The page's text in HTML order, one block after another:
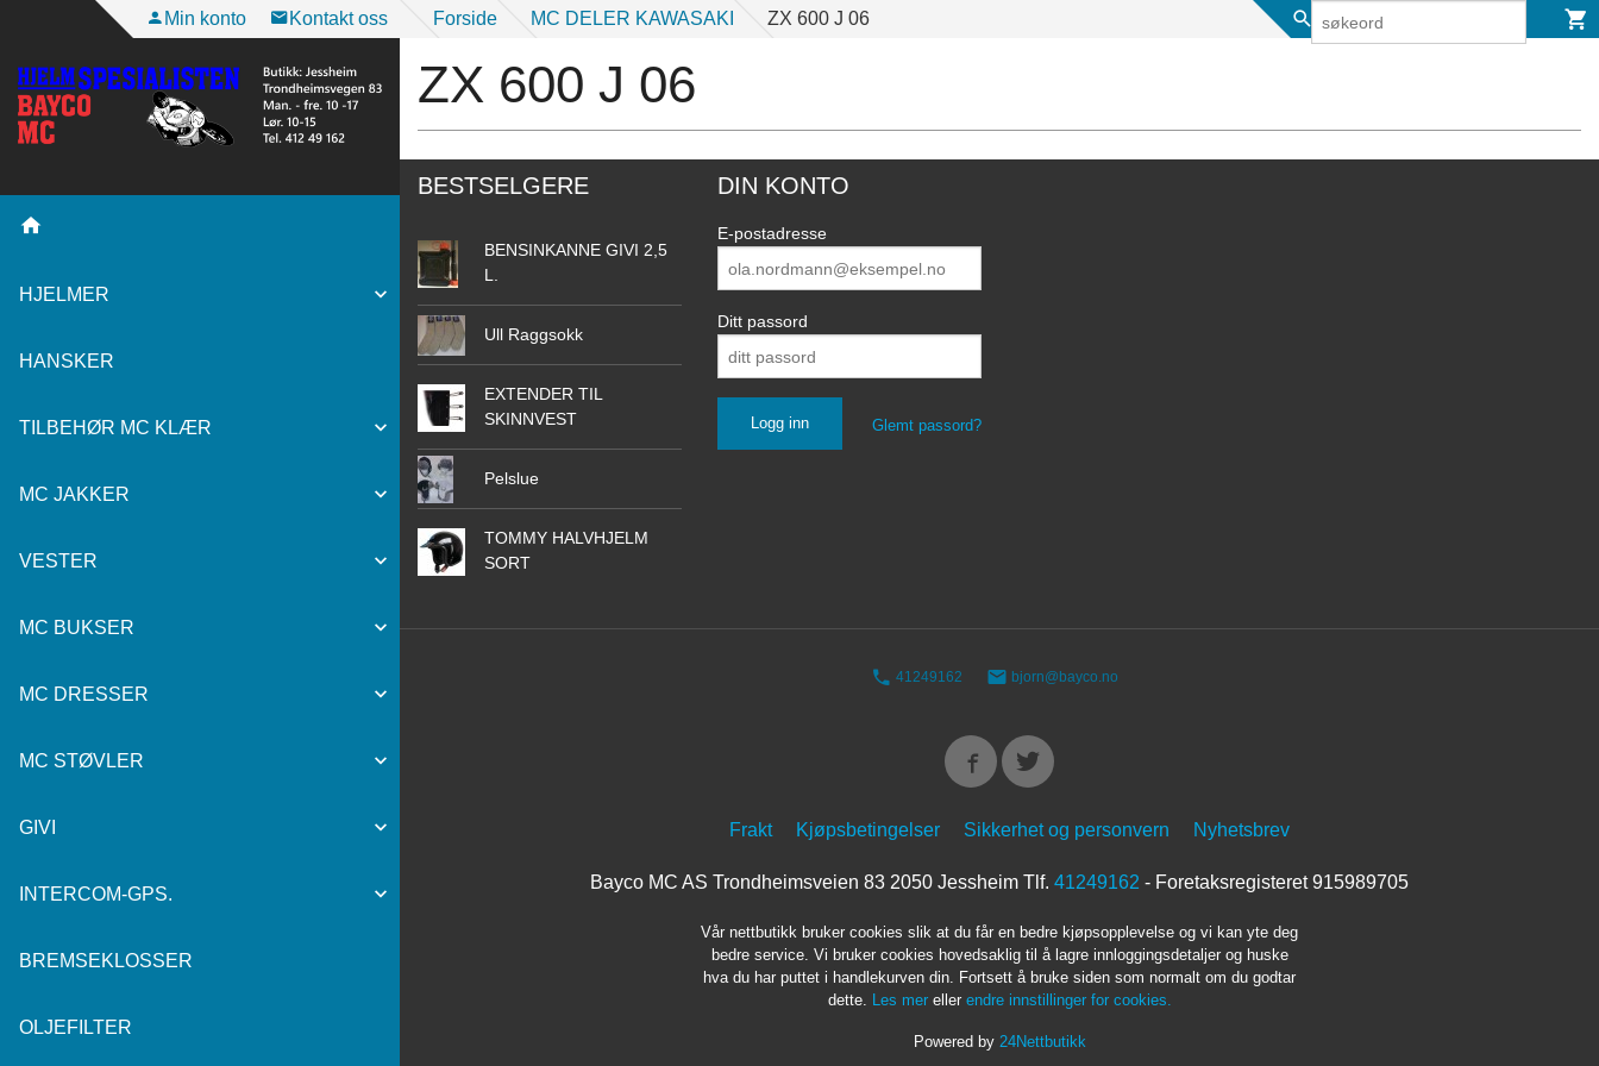
innholdet
HJELMER
HANSKER
TILBEHØR MC KLÆR
MC JAKKER
VESTER
MC BUKSER
MC DRESSER
MC STØVLER
GIVI
INTERCOM-GPS.
BREMSEKLOSSER
OLJEFILTER
Forside MC DELER KAWASAKI ZX 600 J 06
Kontakt oss
Min konto
ZX 600 J 06
BESTSELGERE
BENSINKANNE GIVI 2,5
L.
Ull Raggsokk
EXTENDER TIL
SKINNVEST
Pelslue
TOMMY HALVHJELM
SORT
DIN KONTO
E-postadresse
Ditt passord
Glemt passord?
41249162 bjorn@bayco.no
Frakt Kjøpsbetingelser Sikkerhet og personvern Nyhetsbrev
Bayco MC AS Trondheimsveien 83 2050 Jessheim Tlf. 41249162 - Foretaksregisteret 915989705
Vår nettbutikk bruker cookies slik at du får en bedre kjøpsopplevelse og vi kan yte deg
bedre service. Vi bruker cookies hovedsaklig til å lagre innloggingsdetaljer og huske
hva du har puttet i handlekurven din. Fortsett å bruke siden som normalt om du godtar
dette. Les mer eller endre innstillinger for cookies.
Powered by 24Nettbutikk